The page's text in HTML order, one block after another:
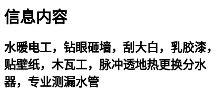
信息内容
水暖电工，钻眼砸墙，刮大白，乳胶漆，
贴壁纸，木瓦工，脉冲透地热更换分水
器，专业测漏水管